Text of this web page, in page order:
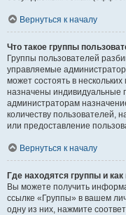
Вернуться к началу
Что такое группы
Группы пользователей
управляемые
может состоять в
назначены индивидуальные
администраторам
количеству пользователей,
или предоставление
Вернуться к началу
Где находятся группы и
Вы можете получить
ссылке «Группы» в вашем
одну из них, нажмите